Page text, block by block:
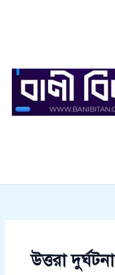
উত্তরা দুর্ঘটনা